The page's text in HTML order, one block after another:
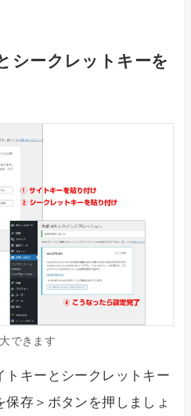
シークレットキーを
できます
トキーとシークレットキー
保存＞ボタンを押しましょ